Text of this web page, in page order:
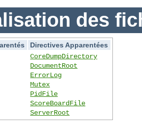
des
Directives Apparentées
CoreDumpDirectory
DocumentRoot
ErrorLog
Mutex
PidFile
ScoreBoardFile
ServerRoot